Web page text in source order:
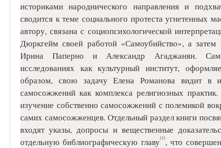
историками народнического направления и
сводится к теме социального протеста угнетенных
автору, связана с социопсихологической
Дюркгейм своей работой «Самоубийство», а
Ирина Паперно и Александр Агаджанян.
исследованиях как культурный институт,
образом, свою задачу Елена Романова видит в
самосожжений как комплекса религиозных
изучение собственно самосожжений с полемикой
самих самосожженцев. Отдельный раздел книги
входят указы, допросы и вещественные
отдельную библиографическую главу[4], что